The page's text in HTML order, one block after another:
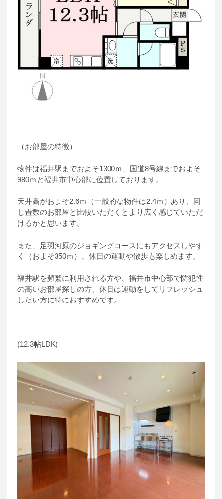
（お部屋の特徴）
物件は福井駅までおよそ1300ｍ、国道8号線までおよそ
980ｍと福井市中心部に位置しております。
天井高がおよそ2.6ｍ（一般的な物件は2.4ｍ）あり、同
じ畳数のお部屋と比較いただくとより広く感じていただ
けるかと思います。
また、足羽河原のジョギングコースにもアクセスしやす
く（およそ350ｍ）、休日の運動や散歩も楽しめます。
福井駅を頻繁に利用される方や、福井市中心部で防犯性
の高いお部屋探しの方、休日は運動をしてリフレッシュ
したい方に特におすすめです。
(12.3帖LDK)